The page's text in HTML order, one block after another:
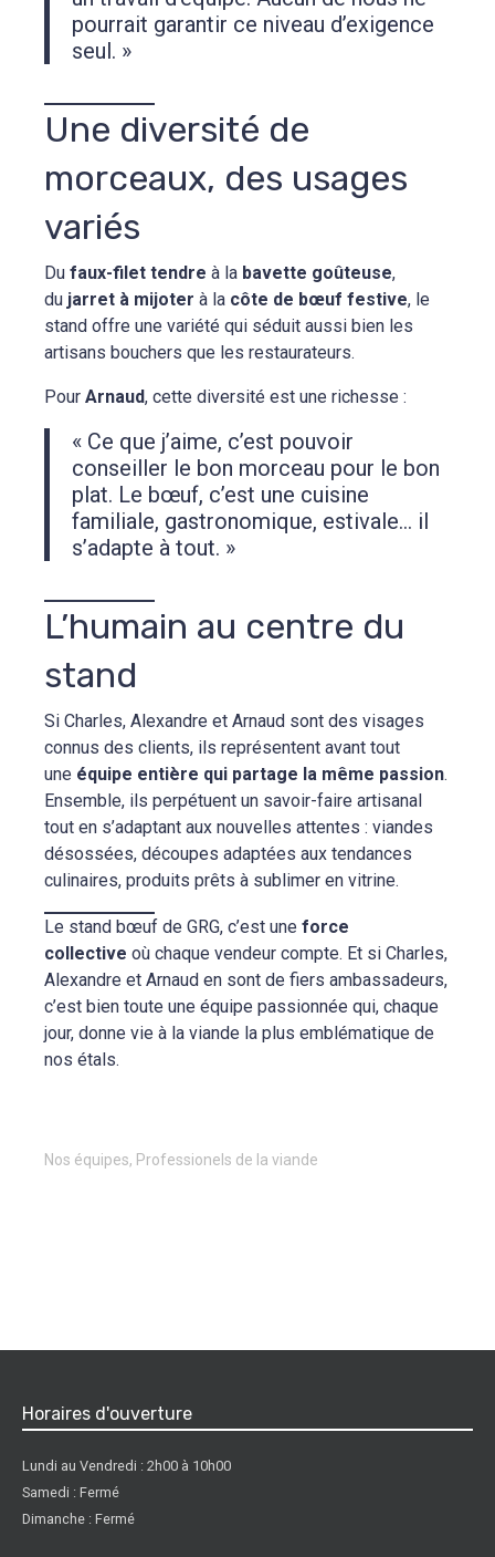
pourrait garantir ce niveau d’exigence
seul. »
Une diversité de
morceaux, des usages
variés
Du faux-filet tendre à la bavette goûteuse,
du jarret à mijoter à la côte de bœuf festive, le
stand offre une variété qui séduit aussi bien les
artisans bouchers que les restaurateurs.
Pour Arnaud, cette diversité est une richesse :
« Ce que j’aime, c’est pouvoir
conseiller le bon morceau pour le bon
plat. Le bœuf, c’est une cuisine
familiale, gastronomique, estivale… il
s’adapte à tout. »
L’humain au centre du
stand
Si Charles, Alexandre et Arnaud sont des visages
connus des clients, ils représentent avant tout
une équipe entière qui partage la même passion.
Ensemble, ils perpétuent un savoir-faire artisanal
tout en s’adaptant aux nouvelles attentes : viandes
désossées, découpes adaptées aux tendances
culinaires, produits prêts à sublimer en vitrine.
Le stand bœuf de GRG, c’est une force
collective où chaque vendeur compte. Et si Charles,
Alexandre et Arnaud en sont de fiers ambassadeurs,
c’est bien toute une équipe passionnée qui, chaque
jour, donne vie à la viande la plus emblématique de
nos étals.
Nos équipes, Professionels de la viande
Horaires d'ouverture
Lundi au Vendredi : 2h00 à 10h00
Samedi : Fermé
Dimanche : Fermé